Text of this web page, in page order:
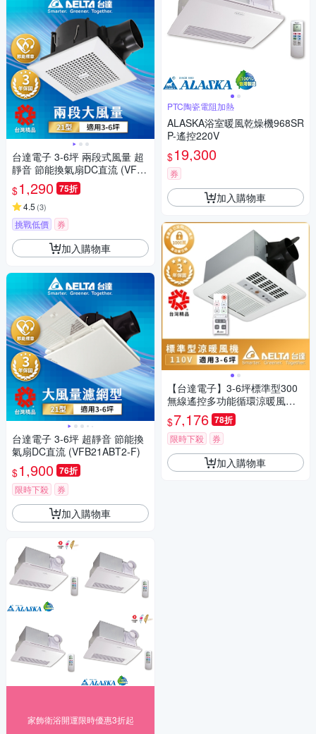
台達電子 3-6坪 兩段式風量 超
靜音 節能換氣扇DC直流 (VFB2
1AXT3)
$1,290 75折
4.5 (3)
挑戰低價 券
加入購物車
台達電子 3-6坪 超靜音 節能換
氣扇DC直流 (VFB21ABT2-F)
$1,900 76折
限時下殺 券
加入購物車
家飾衛浴開運限時優惠3折起
PTC陶瓷電阻加熱
ALASKA浴室暖風乾燥機968SR
P-遙控220V
$19,300
券
加入購物車
【台達電子】3-6坪標準型300
無線遙控多功能循環涼暖風機1
10V/220V
$7,176 78折
限時下殺 券
加入購物車